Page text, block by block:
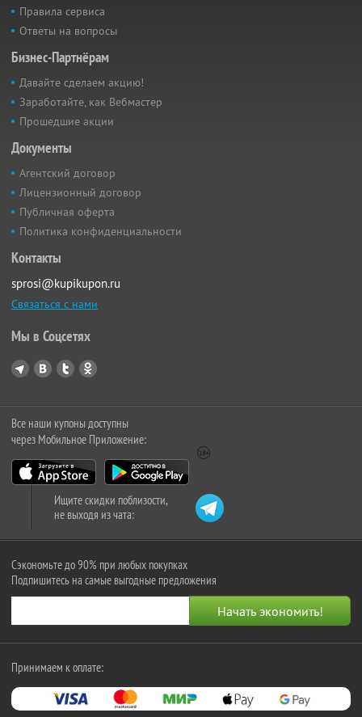
Правила сервиса
Ответы на вопросы
Бизнес-Партнёрам
Давайте сделаем акцию!
Заработайте, как Вебмастер
Прошедшие акции
Документы
Агентский договор
Лицензионный договор
Публичная оферта
Политика конфиденциальности
Контакты
sprosi@kupikupon.ru
Связаться с нами
Мы в Соцсетях
Все наши купоны доступны
через Мобильное Приложение:
Ищите скидки поблизости,
не выходя из чата:
Сэкономьте до 90% при любых покупках
Подпишитесь на самые выгодные предложения
Принимаем к оплате: